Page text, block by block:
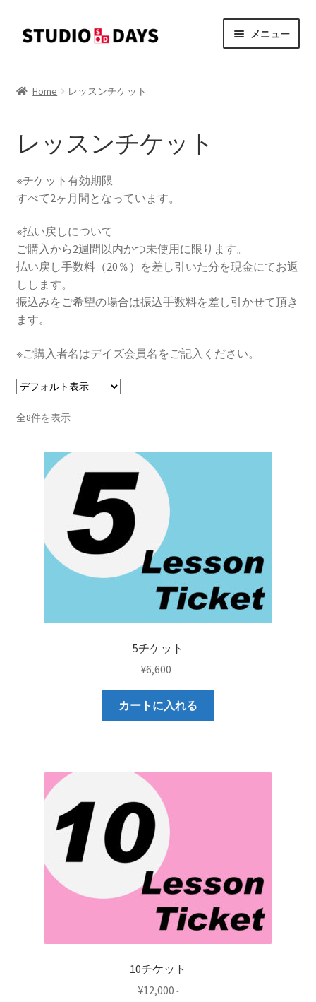
ナ
ビ
シ
ン
へ
キ
ッ
コ
ン
ツ
ス
キ
プ
メニュー
お支払い
マイアカウント
Home レッスンチケット
レッスンチケット
※チケット有効期限
すべて2ヶ月間となっています。
※払い戻しについて
ご購入から2週間以内かつ未使用に限ります。
払い戻し手数料（20％）を差し引いた分を現金にてお返
しします。
振込みをご希望の場合は振込手数料を差し引かせて頂き
ます。
※ご購入者名はデイズ会員名をご記入ください。
全8件を表示
5チケット
¥6,600 -
カートに入れる
10チケット
¥12,000 -